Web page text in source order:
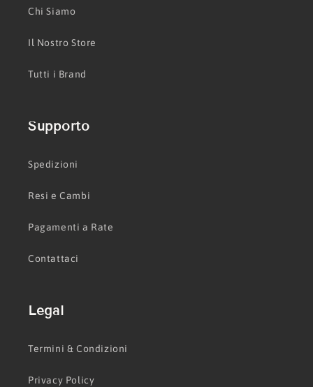
Chi Siamo
Il Nostro Store
Tutti i Brand
Supporto
Spedizioni
Resi e Cambi
Pagamenti a Rate
Contattaci
Legal
Termini & Condizioni
Privacy Policy